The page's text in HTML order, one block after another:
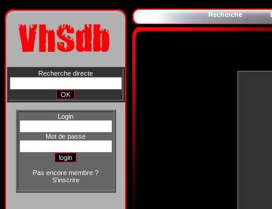
Recherche directe
Login
Mot de passe
Pas encore membre ?
S'inscrire
Recherche